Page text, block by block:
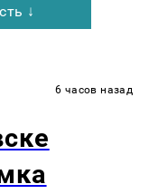
↓
6 часов назад